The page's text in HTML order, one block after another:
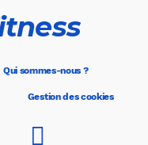
Qui sommes-nous ?
Gestion des cookies